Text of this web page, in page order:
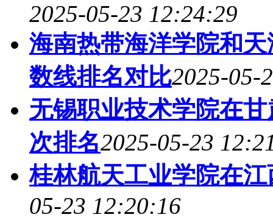
2025-05-23 12:24:29
海南热带海洋学院和
数线排名对比2025-05-
无锡职业技术学院在
次排名2025-05-23
桂林航天工业学院在
05-23 12:20:16